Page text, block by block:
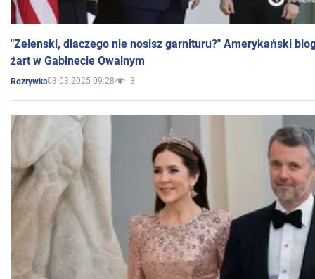
"Zełenski, dlaczego nie nosisz garnituru?" Amerykański
żart w Gabinecie Owalnym
Rozrywka03.03.2025 09:28 3